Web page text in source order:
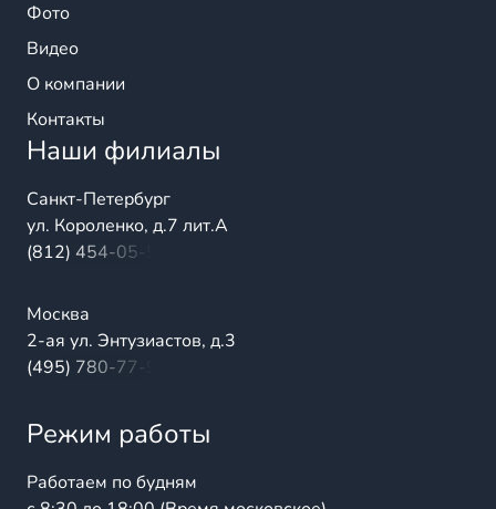
Фото
Видео
О компании
Контакты
Наши филиалы
Санкт-Петербург
ул. Короленко, д.7 лит.А
(812) 454-05-54
Москва
2-ая ул. Энтузиастов, д.3
(495) 780-77-98
Режим работы
Работаем по будням